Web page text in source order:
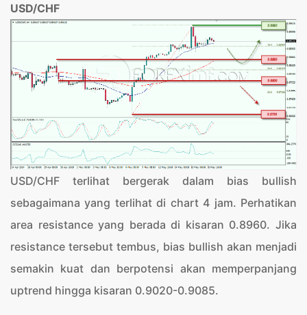
USD/CHF
USD/CHF terlihat bergerak dalam bias bullish
sebagaimana yang terlihat di chart 4 jam. Perhatikan
area resistance yang berada di kisaran 0.8960. Jika
resistance tersebut tembus, bias bullish akan menjadi
semakin kuat dan berpotensi akan memperpanjang
uptrend hingga kisaran 0.9020-0.9085.